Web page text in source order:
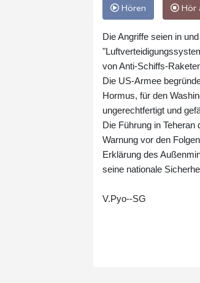
Hören Hör
Die Angriffe seien in
von Anti-Schiffs-
Die US-Armee
Hormus, für den
ungerechtfertigt und
Die Führung in
Warnung vor den
Erklärung des
seine nationale
V.Pyo--SG